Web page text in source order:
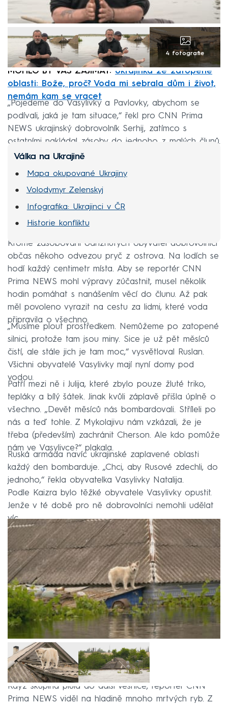
4 fotografie
MOHLO BY VÁS ZAJÍMAT: Ukrajinka ze zatopené
oblasti: Bože, proč? Voda mi sebrala dům i život,
nemám kam se vracet
„Pojedeme do Vasylivky a Pavlovky, abychom se
podívali, jaká je tam situace,“ řekl pro CNN Prima
NEWS ukrajinský dobrovolník Serhij, zatímco s
ostatními nakládal zásoby do jednoho z malých člunů.
Válka na Ukrajině
Mapa okupované Ukrajiny
Volodymyr Zelenskyj
Infografika: Ukrajinci v ČR
Historie konfliktu
Kromě zásobování odříznutých obyvatel dobrovolníci
občas někoho odvezou pryč z ostrova. Na lodích se
hodí každý centimetr místa. Aby se reportér CNN
Prima NEWS mohl výpravy zúčastnit, musel několik
hodin pomáhat s nanášením věcí do člunu. Až pak
měl povoleno vyrazit na cestu za lidmi, které voda
připravila o všechno.
„Musíme plout prostředkem. Nemůžeme po zatopené
silnici, protože tam jsou miny. Sice je už pět měsíců
čistí, ale stále jich je tam moc,“ vysvětloval Ruslan.
Všichni obyvatelé Vasylivky mají nyní domy pod
vodou.
Patří mezi ně i Julija, které zbylo pouze žluté triko,
tepláky a bílý šátek. Jinak kvůli záplavě přišla úplně o
všechno. „Devět měsíců nás bombardovali. Stříleli po
nás a teď tohle. Z Mykolajivu nám vzkázali, že je
třeba (především) zachránit Cherson. Ale kdo pomůže
nám ve Vasylivce?“ plakala.
Ruská armáda navíc ukrajinské zaplavené oblasti
každý den bombarduje. „Chci, aby Rusové zdechli, do
jednoho,“ řekla obyvatelka Vasylivky Natalija.
Podle Kaizra bylo těžké obyvatele Vasylivky opustit.
Jenže v té době pro ně dobrovolníci nemohli udělat
víc.
Když skupina plula do další vesnice, reportér CNN
Prima NEWS viděl na hladině mnoho mrtvých ryb. Z